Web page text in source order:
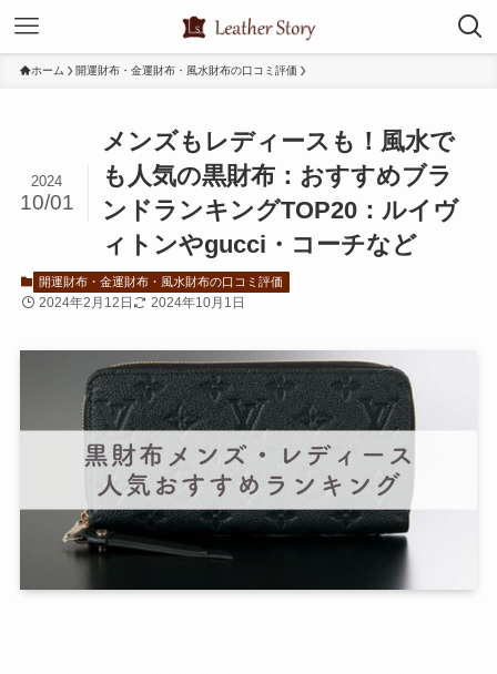
ホーム 開運財布・金運財布・風水財布の口コミ評価
メンズもレディースも！風水で
も人気の黒財布：おすすめブラ
ンドランキングTOP20：ルイヴ
ィトンやgucci・コーチなど
2024
10/01
開運財布・金運財布・風水財布の口コミ評価
2024年2月12日 2024年10月1日